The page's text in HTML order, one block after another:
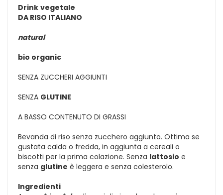
Drink vegetale
DA RISO ITALIANO
natural
bio organic
SENZA ZUCCHERI AGGIUNTI
SENZA GLUTINE
A BASSO CONTENUTO DI GRASSI
Bevanda di riso senza zucchero aggiunto. Ottima se
gustata calda o fredda, in aggiunta a cereali o
biscotti per la prima colazione. Senza lattosio e
senza glutine è leggera e senza colesterolo.
Ingredienti